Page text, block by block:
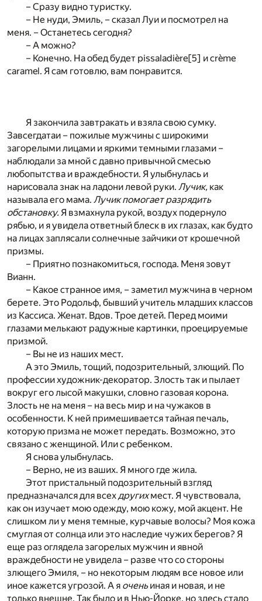
– Сразу видно туристку.
– Не нуди, Эмиль, – сказал Луи и посмотрел на
меня. – Останетесь сегодня?
– А можно?
– Конечно. На обед будет pissaladière[5] и crème
caramel. Я сам готовлю, вам понравится.
Я закончила завтракать и взяла свою сумку.
Завсегдатаи – пожилые мужчины с широкими
загорелыми лицами и яркими темными глазами –
наблюдали за мной с давно привычной смесью
любопытства и враждебности. Я улыбнулась и
нарисовала знак на ладони левой руки. Лучик, как
называла его мама. Лучик помогает разрядить
обстановку. Я взмахнула рукой, воздух подернуло
рябью, и я увидела ответный блеск в их глазах, как будто
на лицах заплясали солнечные зайчики от крошечной
призмы.
– Приятно познакомиться, господа. Меня зовут
Вианн.
– Какое странное имя, – заметил мужчина в черном
берете. Это Родольф, бывший учитель младших классов
из Кассиса. Женат. Вдов. Трое детей. Перед моими
глазами мелькают радужные картинки, проецируемые
призмой.
– Вы не из наших мест.
А это Эмиль, тощий, подозрительный, злющий. По
профессии художник-декоратор. Злость так и пылает
вокруг его лысой макушки, словно газовая корона.
Злость не на меня – на весь мир и на чужаков в
особенности. К ней примешивается тайная печаль,
которую призма не может передать. Возможно, это
связано с женщиной. Или с ребенком.
Я снова улыбнулась.
– Верно, не из ваших. Я много где жила.
Этот пристальный подозрительный взгляд
предназначался для всехдругихмест. Я чувствовала,
как он изучает мою одежду, мою кожу, мой акцент. Не
слишком ли у меня темные, курчавые волосы? Моя кожа
смуглая от солнца или это наследие чужих берегов? Я
еще раз оглядела загорелых мужчин и явной
враждебности не увидела – разве что со стороны
злющего Эмиля, – но некоторым людям все новое или
иное кажется угрозой. А я оченьиная и новая, и не
только внешне. Так было и в Нью-Йорке, но здесь стало